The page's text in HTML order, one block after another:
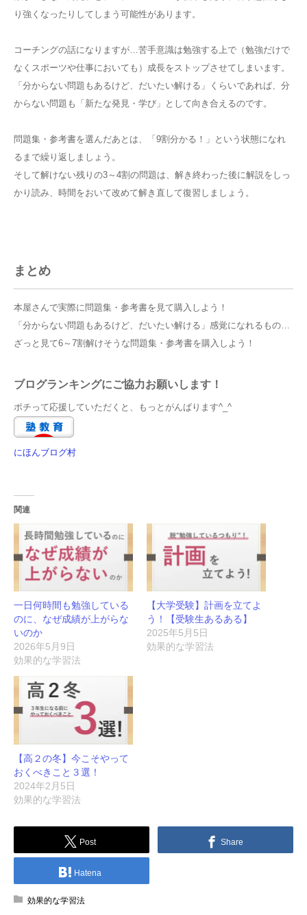
り強くなったりしてしまう可能性があります。
コーチングの話になりますが…苦手意識は勉強する上で（勉強だけで
なくスポーツや仕事においても）成長をストップさせてしまいます。
「分からない問題もあるけど、だいたい解ける」くらいであれば、分
からない問題も「新たな発見・学び」として向き合えるのです。
問題集・参考書を選んだあとは、「9割分かる！」という状態になれ
るまで繰り返しましょう。
そして解けない残りの3～4割の問題は、解き終わった後に解説をしっ
かり読み、時間をおいて改めて解き直して復習しましょう。
まとめ
本屋さんで実際に問題集・参考書を見て購入しよう！
「分からない問題もあるけど、だいたい解ける」感覚になれるもの…
ざっと見て6～7割解けそうな問題集・参考書を購入しよう！
ブログランキングにご協力お願いします！
ポチって応援していただくと、もっとがんばります^_^
にほんブログ村
関連
一日何時間も勉強している
のに、なぜ成績が上がらな
いのか
2026年5月9日
効果的な学習法
【大学受験】計画を立てよ
う！【受験生あるある】
2025年5月5日
効果的な学習法
【高２の冬】今こそやって
おくべきこと３選！
2024年2月5日
効果的な学習法
Post Share
Hatena
効果的な学習法